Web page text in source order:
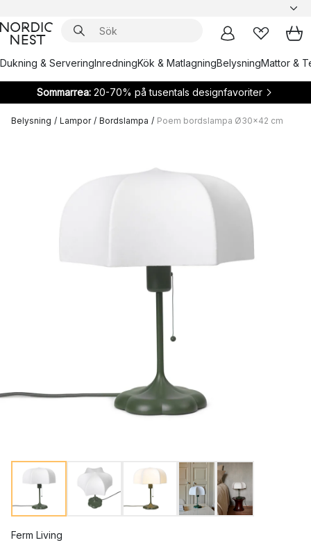
Dukning & ServeringInredningKök & MatlagningBelysningMattor &
Sommarrea:20-70% på tusentals designfavoriter
Belysning / Lampor / Bordslampa / Poem bordslampa Ø30x42 cm
Ferm Living